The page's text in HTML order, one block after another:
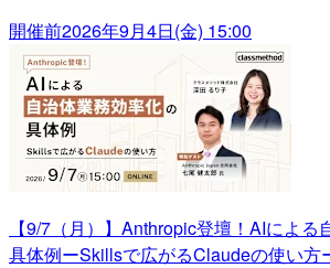
開催前2026年9月4日(金) 15:00
【9/7（月）】Anthropic登壇！AIによ
具体例ーSkillsで広がるClaudeの使い方